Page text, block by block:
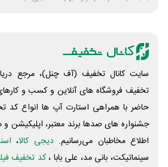
سایت کانال تخفیف (آف چنل)، مرجع
تخفیف فروشگاه های آنلاین و کسب و‌
حاضر با همراهی استارت آپ ها انواع کد
جشنواره های صدها برند معتبر، اپلیکیشن و
اطلاع مخاطبان می‌رسانیم. دیجی کالا،
سینماتیکت، بانی مد، علی‌ بابا ،کد تخفیف